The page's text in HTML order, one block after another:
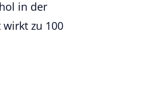
in der
wirkt zu 100